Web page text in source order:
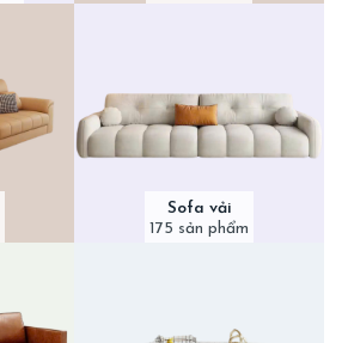
Sofa vải
175 sản phẩm